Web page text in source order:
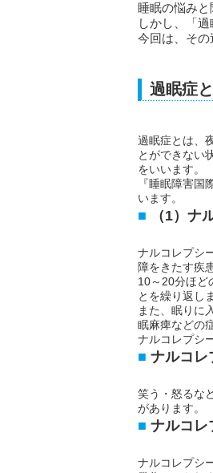
睡眠の悩みと
しかし、「
今回は、その
過眠症
過眠症とは、
とができない
をいいます。
『睡眠障害
います。
（1）ナ
ナルコレプシ
障をきたす疾
10～20分ほど
とを繰り返し
また、眠りに
眠麻痺などの
ナルコレプシ
ナルコレ
笑う・怒るな
があります。
ナルコレ
ナルコレプシ